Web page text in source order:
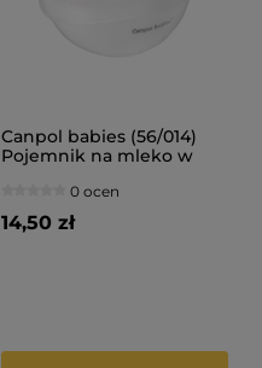
Canpol babies (56/014)
Pojemnik na mleko w
0 ocen
14,50 zł